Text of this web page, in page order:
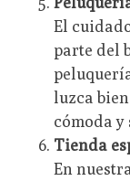
El
parte del
luzca
cómoda y
Tienda
En